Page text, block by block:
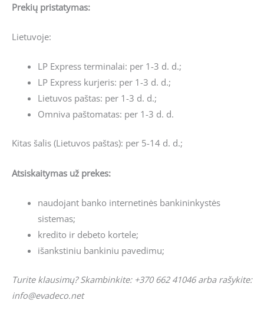
Prekių pristatymas:
Lietuvoje:
LP Express terminalai: per 1-3 d. d.;
LP Express kurjeris: per 1-3 d. d.;
Lietuvos paštas: per 1-3 d. d.;
Omniva paštomatas: per 1-3 d. d.
Kitas šalis (Lietuvos paštas): per 5-14 d. d.;
Atsiskaitymas už prekes:
naudojant banko internetinės bankininkystės
sistemas;
kredito ir debeto kortele;
išankstiniu bankiniu pavedimu;
Turite klausimų? Skambinkite: +370 662 41046 arba rašykite:
info@evadeco.net